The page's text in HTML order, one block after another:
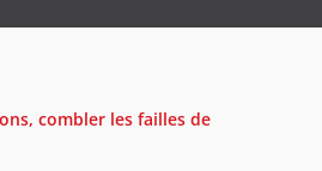
combler les failles de